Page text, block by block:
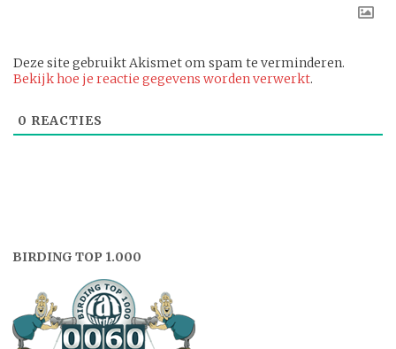
Deze site gebruikt Akismet om spam te verminderen.
Bekijk hoe je reactie gegevens worden verwerkt.
0 REACTIES
BIRDING TOP 1.000